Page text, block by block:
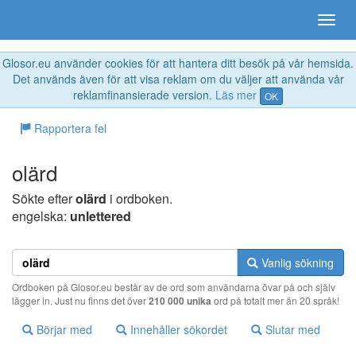
Glosor.eu använder cookies för att hantera ditt besök på vår hemsida.
Det används även för att visa reklam om du väljer att använda vår
reklamfinansierade version. Läs mer OK
Rapportera fel
olärd
Sökte efterolärd i ordboken.
engelska: unlettered
Vanlig sökning
Ordboken på Glosor.eu består av de ord som användarna övar på och själv
lägger in. Just nu finns det över210 000 unika ord på totalt mer än 20 språk!
Börjar med Innehåller sökordet Slutar med